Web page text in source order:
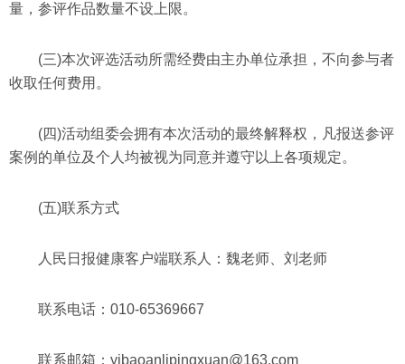
量，参评作品数量不设上限。
(三)本次评选活动所需经费由主办单位承担，不向参与者
收取任何费用。
(四)活动组委会拥有本次活动的最终解释权，凡报送参评
案例的单位及个人均被视为同意并遵守以上各项规定。
(五)联系方式
人民日报健康客户端联系人：魏老师、刘老师
联系电话：010-65369667
联系邮箱：yibaoanlipingxuan@163.com